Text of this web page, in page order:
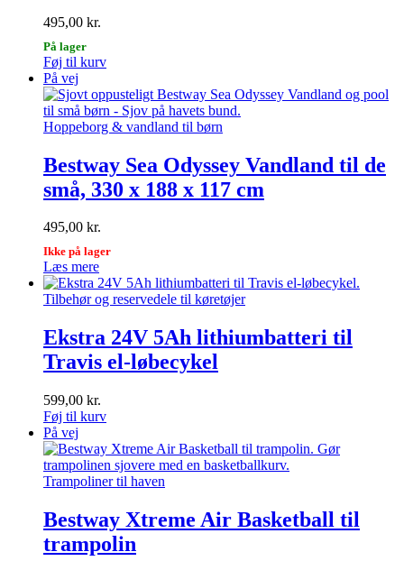
495,00 kr.
På lager
Føj til kurv
På vej
Hoppeborg & vandland til børn
Bestway Sea Odyssey Vandland til de
små, 330 x 188 x 117 cm
495,00 kr.
Ikke på lager
Læs mere
Tilbehør og reservedele til køretøjer
Ekstra 24V 5Ah lithiumbatteri til
Travis el-løbecykel
599,00 kr.
Føj til kurv
På vej
Trampoliner til haven
Bestway Xtreme Air Basketball til
trampolin